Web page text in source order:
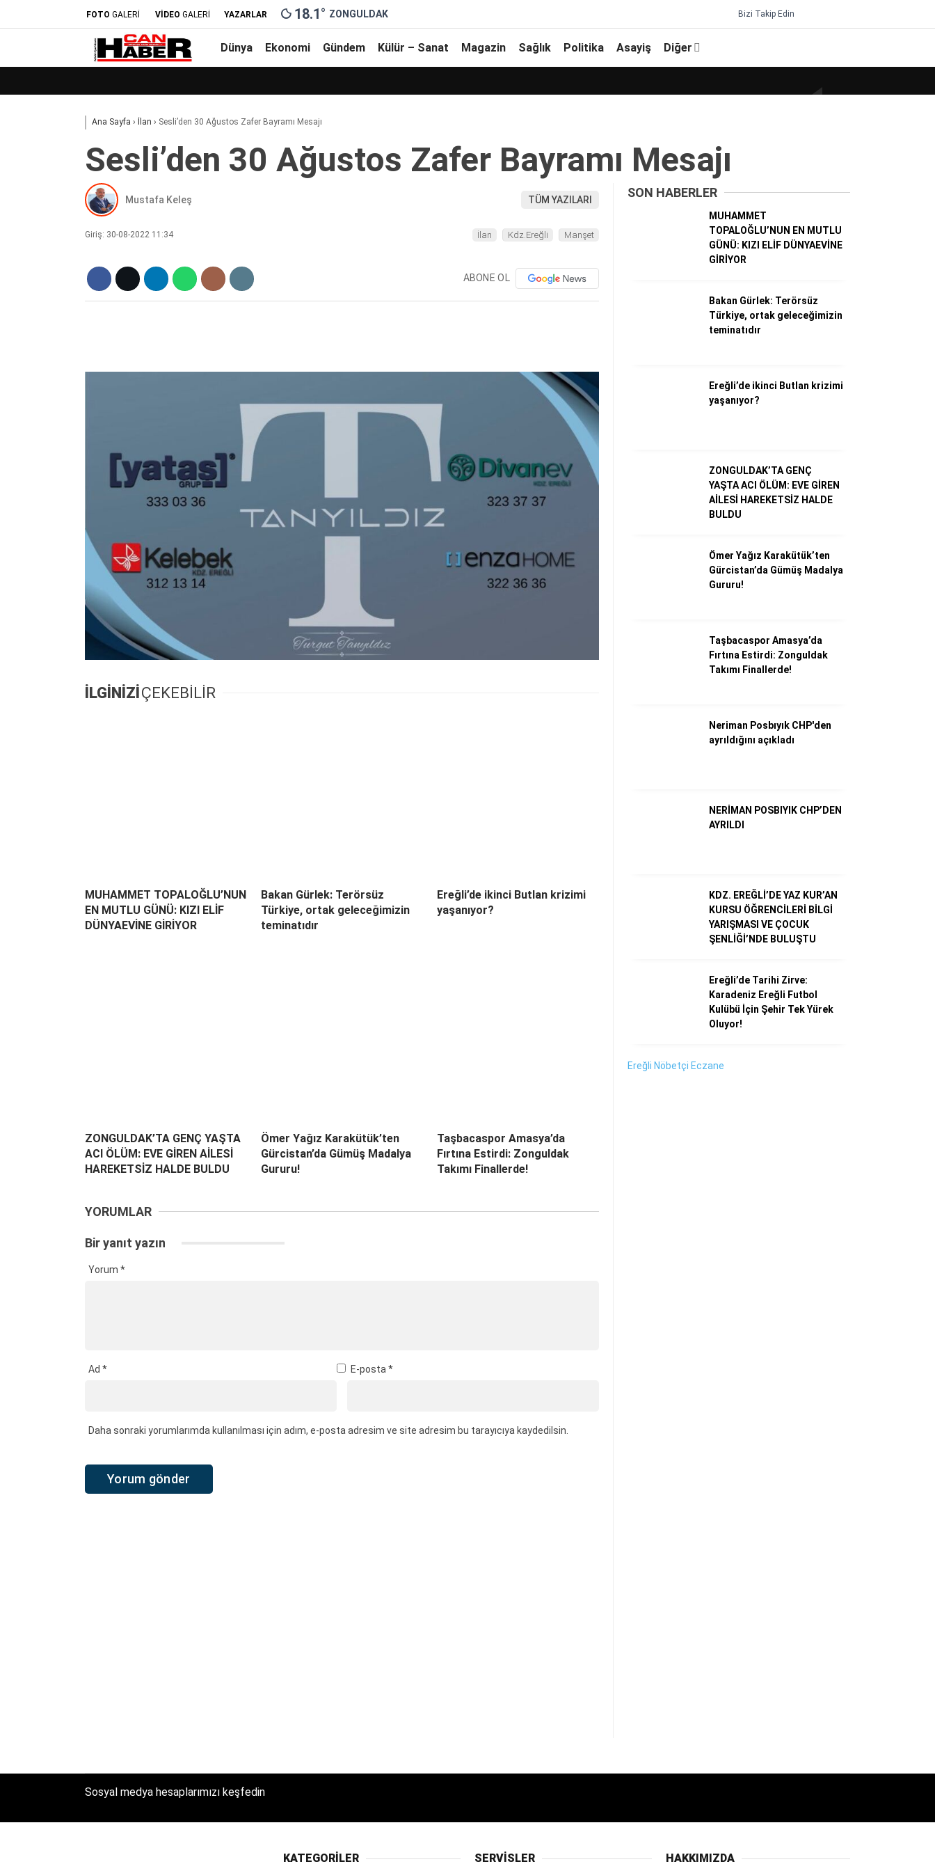
Sağlık
Diğer
WhatsApp İhbar Hattı
FOTO GALERİ VİDEO GALERİ YAZARLAR 18.1° ZONGULDAK Bizi Takip Edin
Dünya Ekonomi Gündem Külür – Sanat Magazin Sağlık Politika Asayiş Diğer
Ana Sayfa › İlan › Sesli’den 30 Ağustos Zafer Bayramı Mesajı
Sesli’den 30 Ağustos Zafer Bayramı Mesajı
Mustafa Keleş TÜM YAZILARI
Giriş: 30-08-2022 11:34 İlan Kdz.Ereğli Manşet
ABONE OL
İLGİNİZİÇEKEBİLİR
MUHAMMET TOPALOĞLU’NUN
EN MUTLU GÜNÜ: KIZI ELİF
DÜNYAEVİNE GİRİYOR
Bakan Gürlek: Terörsüz
Türkiye, ortak geleceğimizin
teminatıdır
Ereğli’de ikinci Butlan krizimi
yaşanıyor?
ZONGULDAK’TA GENÇ YAŞTA
ACI ÖLÜM: EVE GİREN AİLESİ
HAREKETSİZ HALDE BULDU
Ömer Yağız Karakütük’ten
Gürcistan’da Gümüş Madalya
Gururu!
Taşbacaspor Amasya’da
Fırtına Estirdi: Zonguldak
Takımı Finallerde!
YORUMLAR
Bir yanıt yazın
Yorum *
Ad * E-posta *
Daha sonraki yorumlarımda kullanılması için adım, e-posta adresim ve site adresim bu tarayıcıya kaydedilsin.
SON HABERLER
MUHAMMET
TOPALOĞLU’NUN EN MUTLU
GÜNÜ: KIZI ELİF DÜNYAEVİNE
GİRİYOR
Bakan Gürlek: Terörsüz
Türkiye, ortak geleceğimizin
teminatıdır
Ereğli’de ikinci Butlan krizimi
yaşanıyor?
ZONGULDAK’TA GENÇ
YAŞTA ACI ÖLÜM: EVE GİREN
AİLESİ HAREKETSİZ HALDE
BULDU
Ömer Yağız Karakütük’ten
Gürcistan’da Gümüş Madalya
Gururu!
Taşbacaspor Amasya’da
Fırtına Estirdi: Zonguldak
Takımı Finallerde!
Neriman Posbıyık CHP'den
ayrıldığını açıkladı
NERİMAN POSBIYIK CHP’DEN
AYRILDI
KDZ. EREĞLİ’DE YAZ KUR’AN
KURSU ÖĞRENCİLERİ BİLGİ
YARIŞMASI VE ÇOCUK
ŞENLİĞİ’NDE BULUŞTU
Ereğli’de Tarihi Zirve:
Karadeniz Ereğli Futbol
Kulübü İçin Şehir Tek Yürek
Oluyor!
Ereğli Nöbetçi Eczane
Sosyal medya hesaplarımızı keşfedin
KATEGORİLER SERVİSLER HAKKIMIZDA